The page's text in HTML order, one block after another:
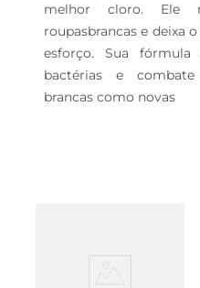
melhor cloro. Ele
roupasbrancas e deixa
esforço. Sua
bactérias e
brancas como novas